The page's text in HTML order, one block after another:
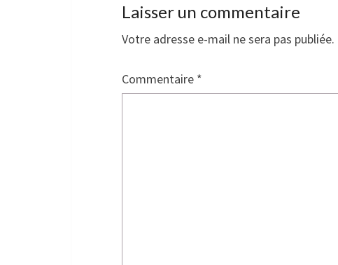
Laisser un commentaire
Votre adresse e-mail ne sera pas publiée.
Commentaire *